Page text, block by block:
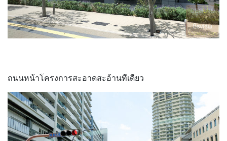
ถนนหน้าโครงการสะอาดสะอ้านทีเดียว